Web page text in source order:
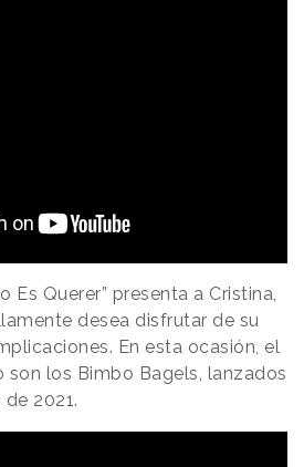
Es Querer” presenta a Cristina,
desea disfrutar de su
En esta ocasión, el
los Bimbo Bagels, lanzados
2021.